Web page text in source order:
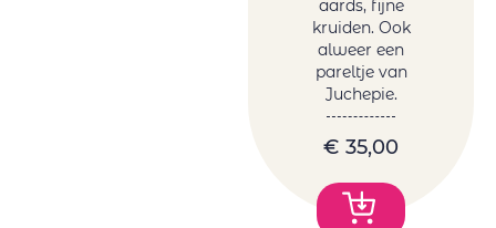
aards, fijne
kruiden. Ook
alweer een
pareltje van
Juchepie.
€ 35,00